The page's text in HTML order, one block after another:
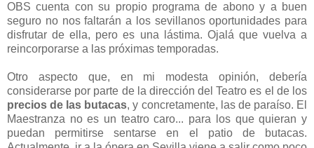
OBS cuenta con su propio programa de abono y a buen
seguro no nos faltarán a los sevillanos oportunidades para
disfrutar de ella, pero es una lástima. Ojalá que vuelva a
reincorporarse a las próximas temporadas.
Otro aspecto que, en mi modesta opinión, debería
considerarse por parte de la dirección del Teatro es el de los
precios de las butacas, y concretamente, las de paraíso. El
Maestranza no es un teatro caro... para los que quieran y
puedan permitirse sentarse en el patio de butacas.